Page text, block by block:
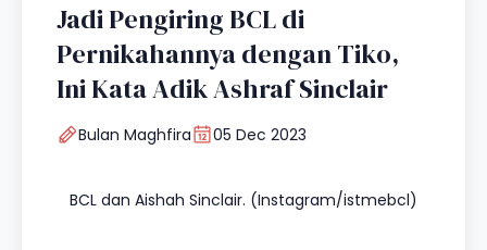
Jadi Pengiring BCL di
Pernikahannya dengan Tiko,
Ini Kata Adik Ashraf Sinclair
Bulan Maghfira 05 Dec 2023
BCL dan Aishah Sinclair. (Instagram/istmebcl)